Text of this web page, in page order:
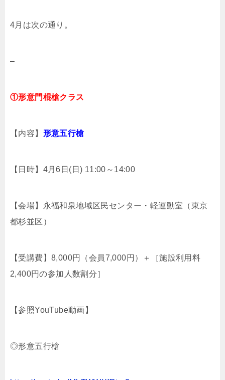
4月は次の通り。
–
①形意門棍槍クラス
【内容】 形意五行槍
【日時】4月6日(日) 11:00～14:00
【会場】永福和泉地域区民センター・軽運動室（東京
都杉並区）
【受講費】8,000円（会員7,000円）＋［施設利用料
2,400円の参加人数割分］
【参照YouTube動画】
◎形意五行槍